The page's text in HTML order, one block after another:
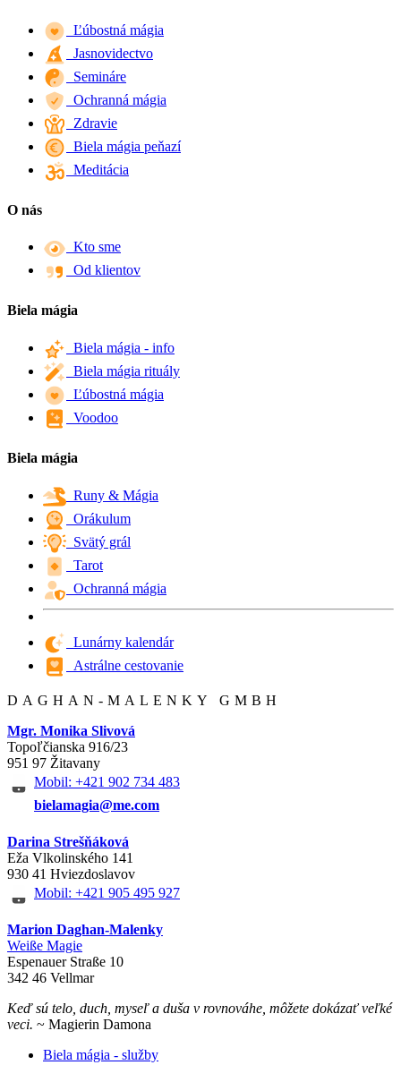
Ľúbostná mágia
Jasnovidectvo
Semináre
Ochranná mágia
Zdravie
Biela mágia peňazí
Meditácia
O nás
Kto sme
Od klientov
Biela mágia
Biela mágia - info
Biela mágia rituály
Ľúbostná mágia
Voodoo
Biela mágia
Runy & Mágia
Orákulum
Svätý grál
Tarot
Ochranná mágia
Lunárny kalendár
Astrálne cestovanie
DAGHAN-MALENKY GMBH
Mgr. Monika Slivová
Topoľčianska 916/23
951 97 Žitavany
Mobil: +421 902 734 483
bielamagia@me.com
Darina Strešňáková
Eža Vlkolinského 141
930 41 Hviezdoslavov
Mobil: +421 905 495 927
Marion Daghan-Malenky
Weiße Magie
Espenauer Straße 10
342 46 Vellmar
Keď sú telo, duch, myseľ a duša v rovnováhe, môžete dokázať veľké
veci. ~ Magierin Damona
Biela mágia - služby